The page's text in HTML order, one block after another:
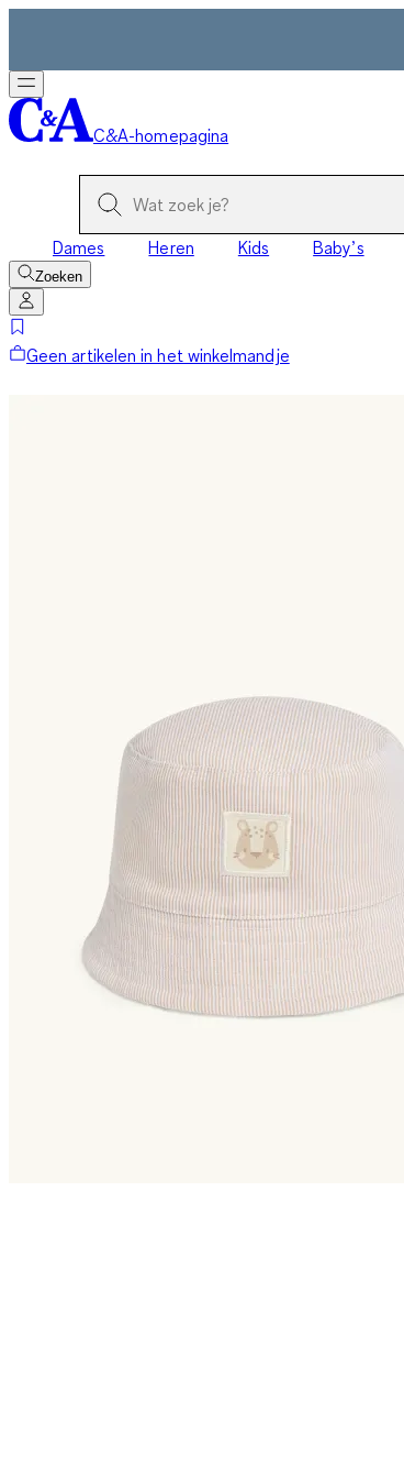
C&A-homepagina
Dames Heren Kids Baby’s
Zoeken
Geen artikelen in het winkelmandje